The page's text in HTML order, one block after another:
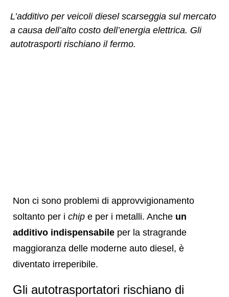
L’additivo per veicoli diesel scarseggia sul mercato
a causa dell’alto costo dell’energia elettrica. Gli
autotrasporti rischiano il fermo.
Non ci sono problemi di approvvigionamento
soltanto per i chip e per i metalli. Anche un
additivo indispensabile per la stragrande
maggioranza delle moderne auto diesel, è
diventato irreperibile.
Gli autotrasportatori rischiano di